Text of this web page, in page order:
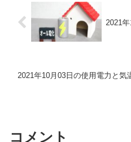
2021
2021年10月03日の使用電力と気
コメント